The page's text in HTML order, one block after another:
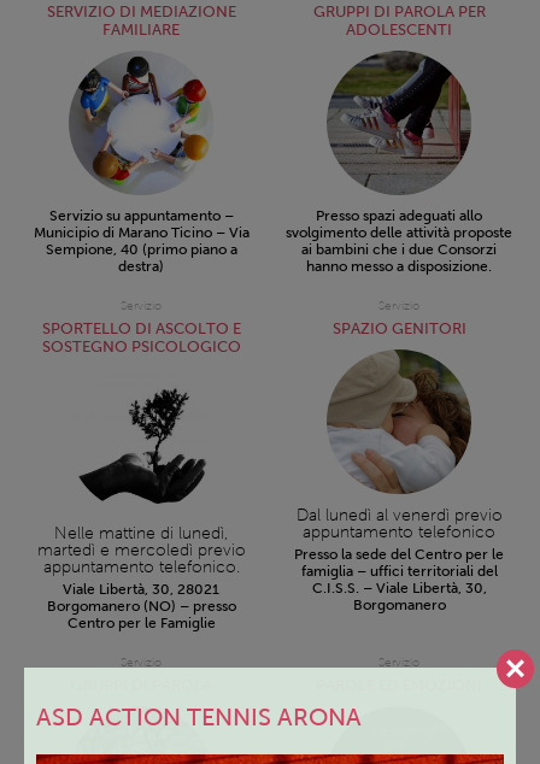
ASD ACTION TENNIS ARONA
SERVIZIO DI MEDIAZIONE
FAMILIARE
Servizio su appuntamento –
Municipio di Marano Ticino – Via
Sempione, 40 (primo piano a
destra)
GRUPPI DI PAROLA PER
ADOLESCENTI
Presso spazi adeguati allo
svolgimento delle attività proposte
ai bambini che i due Consorzi
hanno messo a disposizione.
Servizio
SPORTELLO DI ASCOLTO E
SOSTEGNO PSICOLOGICO
Nelle mattine di lunedì,
martedì e mercoledì previo
appuntamento telefonico.
Viale Libertà, 30, 28021
Borgomanero (NO) – presso
Centro per le Famiglie
Servizio
SPAZIO GENITORI
Dal lunedì al venerdì previo
appuntamento telefonico
Presso la sede del Centro per le
famiglia – uffici territoriali del
C.I.S.S. – Viale Libertà, 30,
Borgomanero
Servizio Servizio